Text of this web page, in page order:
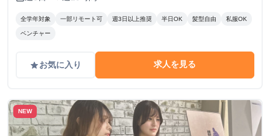
全学年対象 一部リモート可 週3日以上推奨 半日OK 髪型自由 私服OK
ベンチャー
gradeお気に入り 求人を見る
NEW